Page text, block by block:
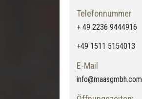
Telefonnummer
+ 49 2236 9444916
+49 1511 5154013
E-Mail
info@maasgmbh.com